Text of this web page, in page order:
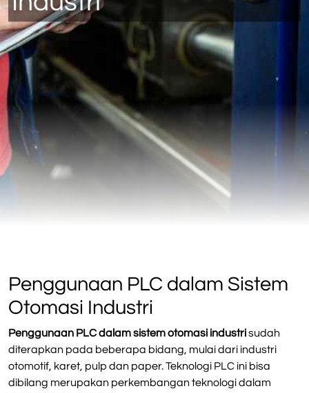
Penggunaan PLC dalam Sistem
Otomasi Industri
Penggunaan PLC dalam sistem otomasi industrisudah
diterapkan pada beberapa bidang, mulai dari industri
otomotif, karet, pulp dan paper. Teknologi PLC ini bisa
dibilang merupakan perkembangan teknologi dalam